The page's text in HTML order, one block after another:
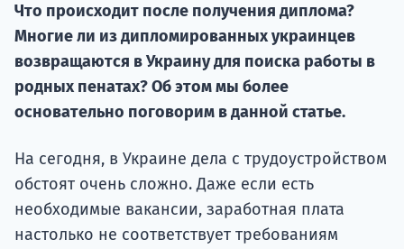
Что происходит после получения диплома?
Многие ли из дипломированных украинцев
возвращаются в Украину для поиска работы в
родных пенатах? Об этом мы более
основательно поговорим в данной статье.
На сегодня, в Украине дела с трудоустройством
обстоят очень сложно. Даже если есть
необходимые вакансии, заработная плата
настолько не соответствует требованиям